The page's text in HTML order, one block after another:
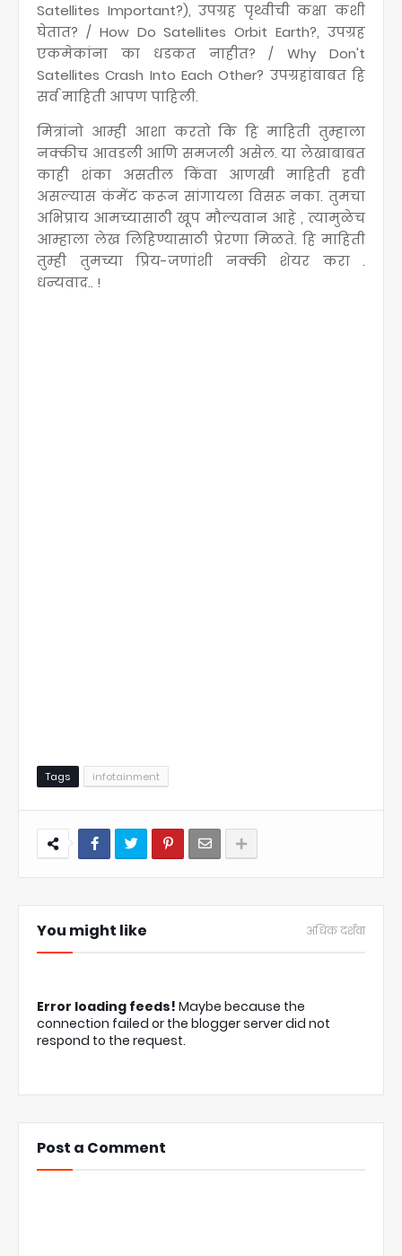
Satellites Important?), उपग्रह पृथ्वीची कक्षा कशी
घेतात? / How Do Satellites Orbit Earth?, उपग्रह
एकमेकांना का धडकत नाहीत? / Why Don't
Satellites Crash Into Each Other? उपग्रहांबाबत हि
सर्व माहिती आपण पाहिली.
मित्रांनो आम्ही आशा करतो कि हि माहिती तुम्हाला
नक्कीच आवडली आणि समजली असेल. या लेखाबाबत
काही शंका असतील किंवा आणखी माहिती हवी
असल्यास कंमेंट करून सांगायला विसरू नका. तुमचा
अभिप्राय आमच्यासाठी खूप मौल्यवान आहे , त्यामुळेच
आम्हाला लेख लिहिण्यासाठी प्रेरणा मिळते. हि माहिती
तुम्ही तुमच्या प्रिय-जणांशी नक्की शेयर करा .
धन्यवाद.. !
Tags infotainment
You might like अधिक दर्शवा
Error loading feeds! Maybe because the
connection failed or the blogger server did not
respond to the request.
Post a Comment